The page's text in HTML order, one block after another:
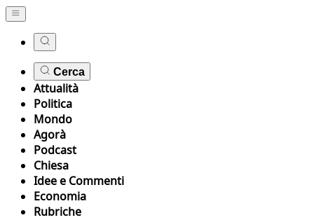
Cerca
Attualità
Politica
Mondo
Agorà
Podcast
Chiesa
Idee e Commenti
Economia
Rubriche